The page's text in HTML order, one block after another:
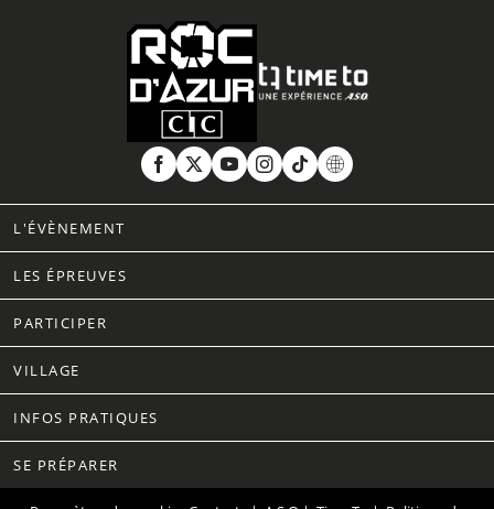
L'ÉVÈNEMENT
LES ÉPREUVES
PARTICIPER
VILLAGE
INFOS PRATIQUES
SE PRÉPARER